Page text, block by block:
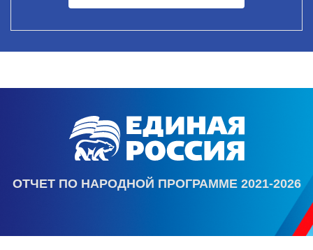
ОТЧЕТ ПО НАРОДНОЙ ПРОГРАММЕ 2021-2026